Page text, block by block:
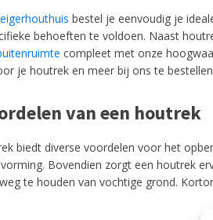
bestel je eenvoudig je
behoeften te voldoen. Naast
compleet met onze
je houtrek en meer bij ons te
van een houtrek
biedt diverse voordelen voor het
Bovendien zorgt een houtrek
te houden van vochtige grond.